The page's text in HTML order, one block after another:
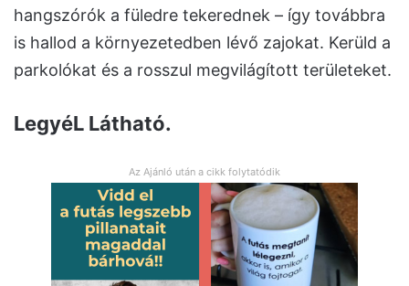
hangszórók a füledre tekerednek – így továbbra
is hallod a környezetedben lévő zajokat. Kerüld a
parkolókat és a rosszul megvilágított területeket.
LegyéL Látható.
Az Ajánló után a cikk folytatódik